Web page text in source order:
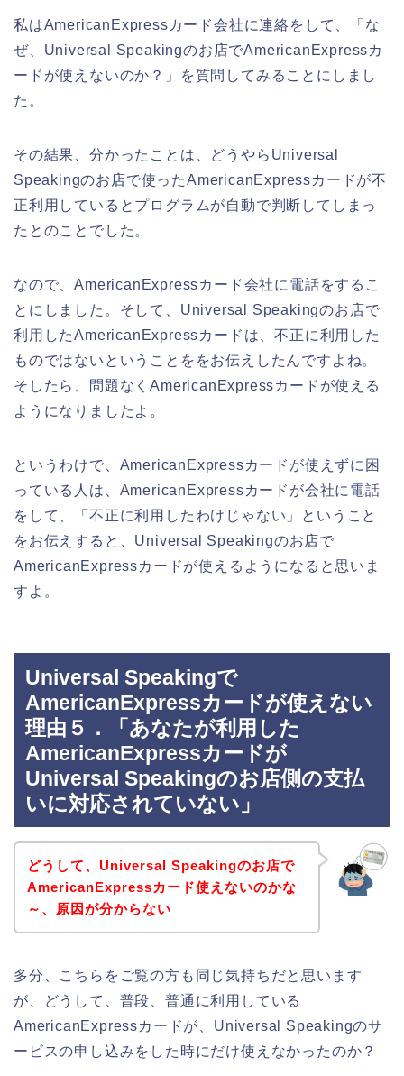
私はAmericanExpressカード会社に連絡をして、「な
ぜ、Universal Speakingのお店でAmericanExpressカ
ードが使えないのか？」を質問してみることにしまし
た。
その結果、分かったことは、どうやらUniversal
Speakingのお店で使ったAmericanExpressカードが不
正利用しているとプログラムが自動で判断してしまっ
たとのことでした。
なので、AmericanExpressカード会社に電話をするこ
とにしました。そして、Universal Speakingのお店で
利用したAmericanExpressカードは、不正に利用した
ものではないということををお伝えしたんですよね。
そしたら、問題なくAmericanExpressカードが使える
ようになりましたよ。
というわけで、AmericanExpressカードが使えずに困
っている人は、AmericanExpressカードが会社に電話
をして、「不正に利用したわけじゃない」ということ
をお伝えすると、Universal Speakingのお店で
AmericanExpressカードが使えるようになると思いま
すよ。
Universal Speakingで
AmericanExpressカードが使えない
理由５．「あなたが利用した
AmericanExpressカードが
Universal Speakingのお店側の支払
いに対応されていない」
どうして、Universal Speakingのお店で
AmericanExpressカード使えないのかな
～、原因が分からない
多分、こちらをご覧の方も同じ気持ちだと思います
が、どうして、普段、普通に利用している
AmericanExpressカードが、Universal Speakingのサ
ービスの申し込みをした時にだけ使えなかったのか？